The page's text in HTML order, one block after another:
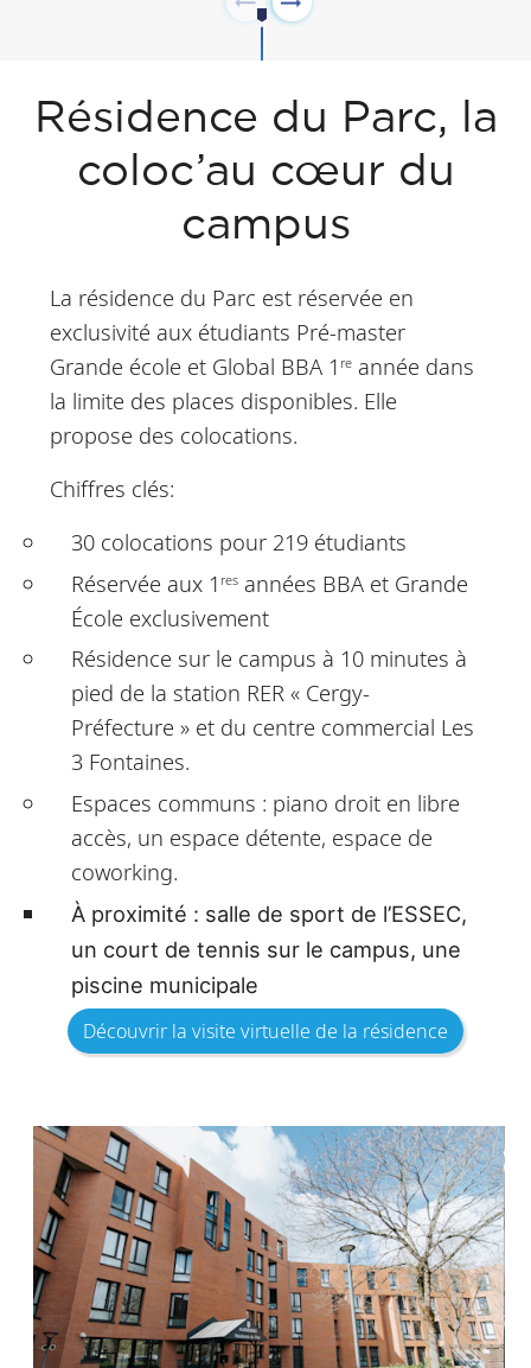
Résidence du Parc, la
coloc’au cœur du
campus
La résidence du Parc est réservée en
exclusivité aux étudiants Pré-master
Grande école et Global BBA 1 re année dans
la limite des places disponibles. Elle
propose des colocations.
Chiffres clés:
30 colocations pour 219 étudiants
Réservée aux 1 resannées BBA et Grande
École exclusivement
Résidence sur le campus à 10 minutes à
pied de la station RER « Cergy-
Préfecture » et du centre commercial Les
3 Fontaines.
Espaces communs : piano droit en libre
accès, un espace détente, espace de
coworking.
À proximité : salle de sport de l’ESSEC,
un court de tennis sur le campus, une
piscine municipale
Découvrir la visite virtuelle de la résidence